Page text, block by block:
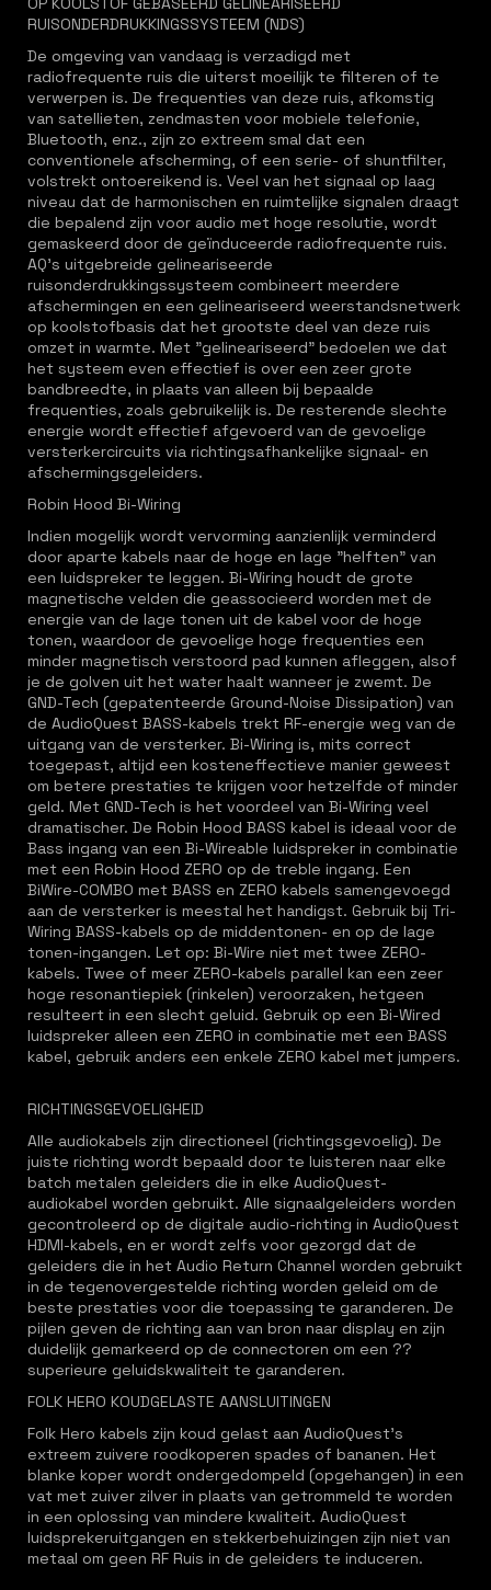
RUISONDERDRUKKINGSSYSTEEM (NDS)
De omgeving van vandaag is verzadigd met
radiofrequente ruis die uiterst moeilijk te filteren of te
verwerpen is. De frequenties van deze ruis, afkomstig
van satellieten, zendmasten voor mobiele telefonie,
Bluetooth, enz., zijn zo extreem smal dat een
conventionele afscherming, of een serie- of shuntfilter,
volstrekt ontoereikend is. Veel van het signaal op laag
niveau dat de harmonischen en ruimtelijke signalen draagt
die bepalend zijn voor audio met hoge resolutie, wordt
gemaskeerd door de geïnduceerde radiofrequente ruis.
AQ's uitgebreide gelineariseerde
ruisonderdrukkingssysteem combineert meerdere
afschermingen en een gelineariseerd weerstandsnetwerk
op koolstofbasis dat het grootste deel van deze ruis
omzet in warmte. Met "gelineariseerd" bedoelen we dat
het systeem even effectief is over een zeer grote
bandbreedte, in plaats van alleen bij bepaalde
frequenties, zoals gebruikelijk is. De resterende slechte
energie wordt effectief afgevoerd van de gevoelige
versterkercircuits via richtingsafhankelijke signaal- en
afschermingsgeleiders.
Robin Hood Bi-Wiring
Indien mogelijk wordt vervorming aanzienlijk verminderd
door aparte kabels naar de hoge en lage "helften" van
een luidspreker te leggen. Bi-Wiring houdt de grote
magnetische velden die geassocieerd worden met de
energie van de lage tonen uit de kabel voor de hoge
tonen, waardoor de gevoelige hoge frequenties een
minder magnetisch verstoord pad kunnen afleggen, alsof
je de golven uit het water haalt wanneer je zwemt. De
GND-Tech (gepatenteerde Ground-Noise Dissipation) van
de AudioQuest BASS-kabels trekt RF-energie weg van de
uitgang van de versterker. Bi-Wiring is, mits correct
toegepast, altijd een kosteneffectieve manier geweest
om betere prestaties te krijgen voor hetzelfde of minder
geld. Met GND-Tech is het voordeel van Bi-Wiring veel
dramatischer. De Robin Hood BASS kabel is ideaal voor de
Bass ingang van een Bi-Wireable luidspreker in combinatie
met een Robin Hood ZERO op de treble ingang. Een
BiWire-COMBO met BASS en ZERO kabels samengevoegd
aan de versterker is meestal het handigst. Gebruik bij Tri-
Wiring BASS-kabels op de middentonen- en op de lage
tonen-ingangen. Let op: Bi-Wire niet met twee ZERO-
kabels. Twee of meer ZERO-kabels parallel kan een zeer
hoge resonantiepiek (rinkelen) veroorzaken, hetgeen
resulteert in een slecht geluid. Gebruik op een Bi-Wired
luidspreker alleen een ZERO in combinatie met een BASS
kabel, gebruik anders een enkele ZERO kabel met jumpers.
RICHTINGSGEVOELIGHEID
Alle audiokabels zijn directioneel (richtingsgevoelig). De
juiste richting wordt bepaald door te luisteren naar elke
batch metalen geleiders die in elke AudioQuest-
audiokabel worden gebruikt. Alle signaalgeleiders worden
gecontroleerd op de digitale audio-richting in AudioQuest
HDMI-kabels, en er wordt zelfs voor gezorgd dat de
geleiders die in het Audio Return Channel worden gebruikt
in de tegenovergestelde richting worden geleid om de
beste prestaties voor die toepassing te garanderen. De
pijlen geven de richting aan van bron naar display en zijn
duidelijk gemarkeerd op de connectoren om een ??
superieure geluidskwaliteit te garanderen.
FOLK HERO KOUDGELASTE AANSLUITINGEN
Folk Hero kabels zijn koud gelast aan AudioQuest's
extreem zuivere roodkoperen spades of bananen. Het
blanke koper wordt ondergedompeld (opgehangen) in een
vat met zuiver zilver in plaats van getrommeld te worden
in een oplossing van mindere kwaliteit. AudioQuest
luidsprekeruitgangen en stekkerbehuizingen zijn niet van
metaal om geen RF Ruis in de geleiders te induceren.